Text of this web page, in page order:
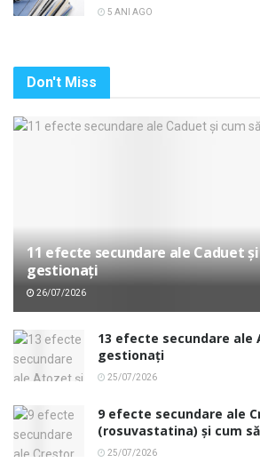
5 ANI AGO
Don't Miss
11 efecte secundare ale Caduet
gestionați
26/07/2026
13 efecte secundare ale
gestionați
25/07/2026
9 efecte secundare ale
(rosuvastatina) și cum
25/07/2026